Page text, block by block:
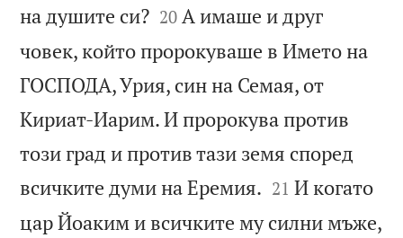
на душите си?
20 А имаше и друг
човек, който пророкуваше в Името на
ГОСПОДА, Урия, син на Семая, от
Кириат-Иарим. И пророкува против
този град и против тази земя според
всичките думи на Еремия. 

21 И когато
цар Йоаким и всичките му силни мъже,